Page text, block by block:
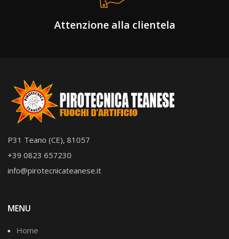
Attenzione alla clientela
P31 Teano (CE), 81057
+39 0823 657230
info@pirotecnicateanese.it
MENU
Home